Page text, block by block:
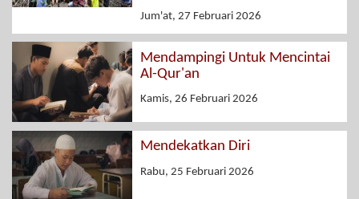
Jum'at, 27 Februari 2026
Mendampingi Untuk Mencintai
Al-Qur'an
Kamis, 26 Februari 2026
Mendekatkan Diri
Rabu, 25 Februari 2026